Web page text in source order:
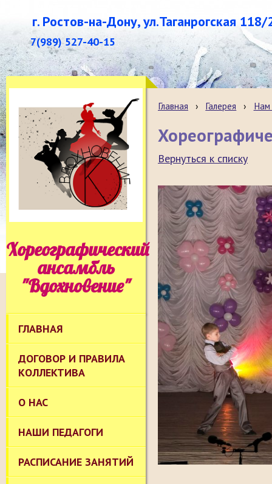
г. Ростов-на-Дону, ул.Таганрогская 118/
7(989) 527-40-15
Хореографический
ансамбль
"Вдохновение"
ГЛАВНАЯ
ДОГОВОР И ПРАВИЛА
КОЛЛЕКТИВА
О НАС
НАШИ ПЕДАГОГИ
РАСПИСАНИЕ ЗАНЯТИЙ
Главная › Галерея › Нам
Вернуться к списку